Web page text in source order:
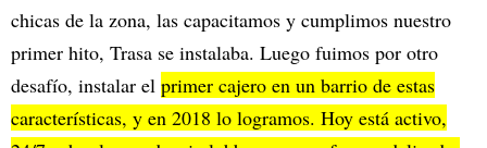
chicas de la zona, las capacitamos y cumplimos nuestro
primer hito, Trasa se instalaba. Luego fuimos por otro
desafío, instalar el primer cajero en un barrio de estas
características, y en 2018 lo logramos. Hoy está activo,